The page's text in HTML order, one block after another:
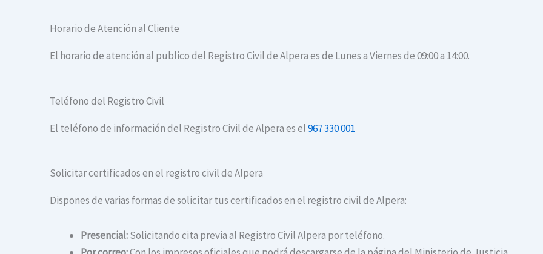
Horario de Atención al Cliente
El horario de atención al publico del Registro Civil de Alpera es de Lunes a Viernes de 09:00 a 14:00.
Teléfono del Registro Civil
El teléfono de información del Registro Civil de Alpera es el967 330 001
Solicitar certificados en el registro civil de Alpera
Dispones de varias formas de solicitar tus certificados en el registro civil de Alpera:
Presencial:Solicitando cita previa al Registro Civil Alpera por teléfono.